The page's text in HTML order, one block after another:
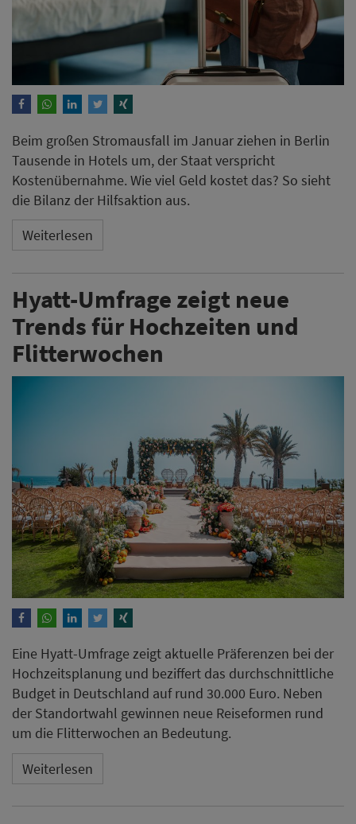
Beim großen Stromausfall im Januar ziehen in Berlin
Tausende in Hotels um, der Staat verspricht
Kostenübernahme. Wie viel Geld kostet das? So sieht
die Bilanz der Hilfsaktion aus.
Weiterlesen
Hyatt-Umfrage zeigt neue
Trends für Hochzeiten und
Flitterwochen
Eine Hyatt-Umfrage zeigt aktuelle Präferenzen bei der
Hochzeitsplanung und beziffert das durchschnittliche
Budget in Deutschland auf rund 30.000 Euro. Neben
der Standortwahl gewinnen neue Reiseformen rund
um die Flitterwochen an Bedeutung.
Weiterlesen